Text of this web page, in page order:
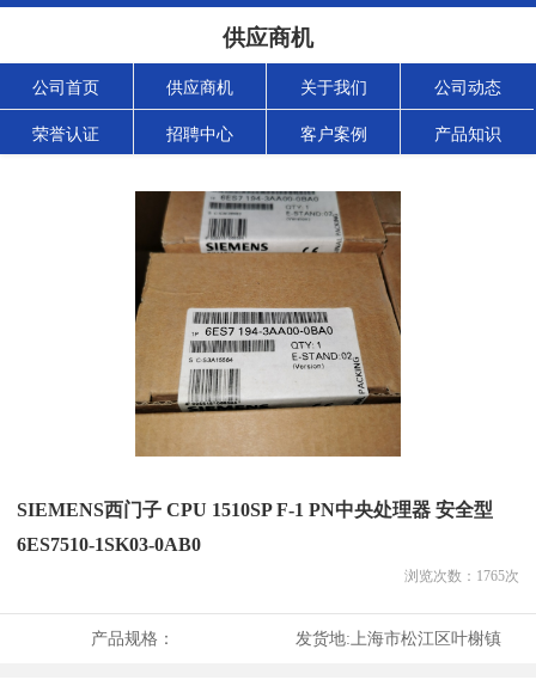
供应商机
公司首页 供应商机 关于我们 公司动态
荣誉认证 招聘中心 客户案例 产品知识
SIEMENS西门子 CPU 1510SP F-1 PN中央处理器 安全型
6ES7510-1SK03-0AB0
浏览次数： 1765次
产品规格： 发货地: 上海市松江区叶榭镇